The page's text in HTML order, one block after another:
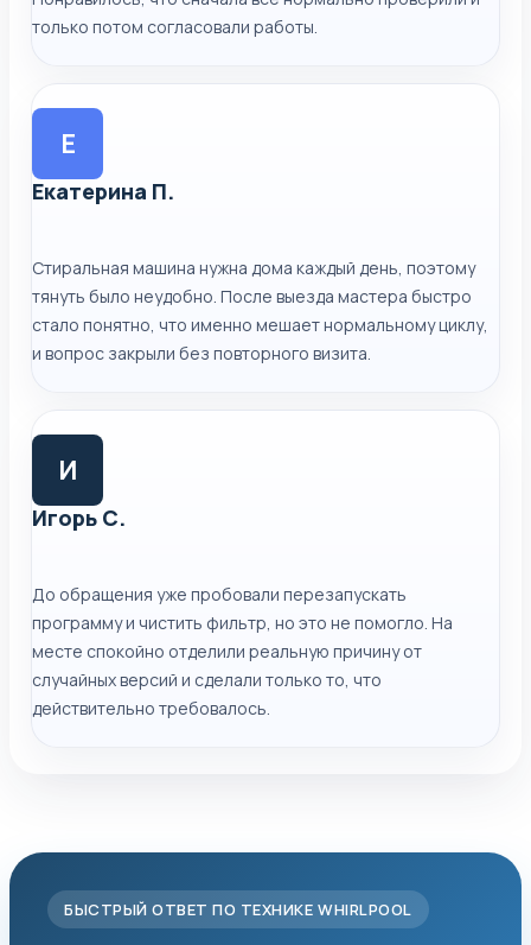
только потом согласовали работы.
Е
Екатерина П.
Стиральная машина нужна дома каждый день, поэтому
тянуть было неудобно. После выезда мастера быстро
стало понятно, что именно мешает нормальному циклу,
и вопрос закрыли без повторного визита.
И
Игорь С.
До обращения уже пробовали перезапускать
программу и чистить фильтр, но это не помогло. На
месте спокойно отделили реальную причину от
случайных версий и сделали только то, что
действительно требовалось.
БЫСТРЫЙ ОТВЕТ ПО ТЕХНИКЕ WHIRLPOOL